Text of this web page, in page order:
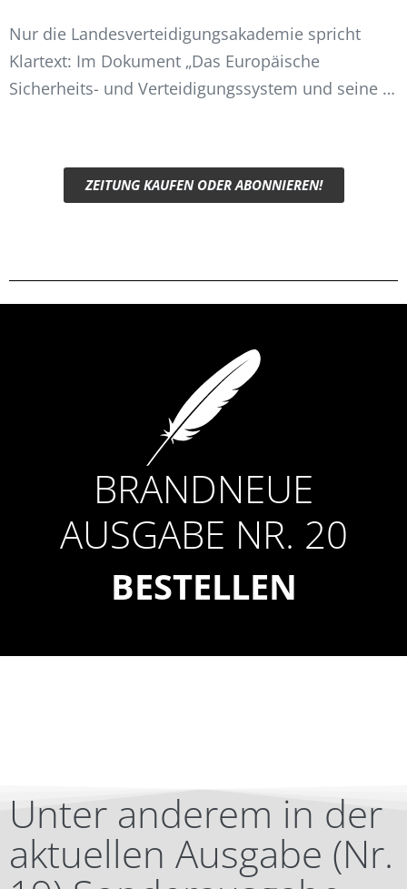
Nur die Landesverteidigungsakademie spricht
Klartext: Im Dokument „Das Europäische
Sicherheits- und Verteidigungssystem und seine …
ZEITUNG KAUFEN ODER ABONNIEREN!
BRANDNEUE
AUSGABE NR. 20
BESTELLEN
Unter anderem in der
aktuellen Ausgabe (Nr.